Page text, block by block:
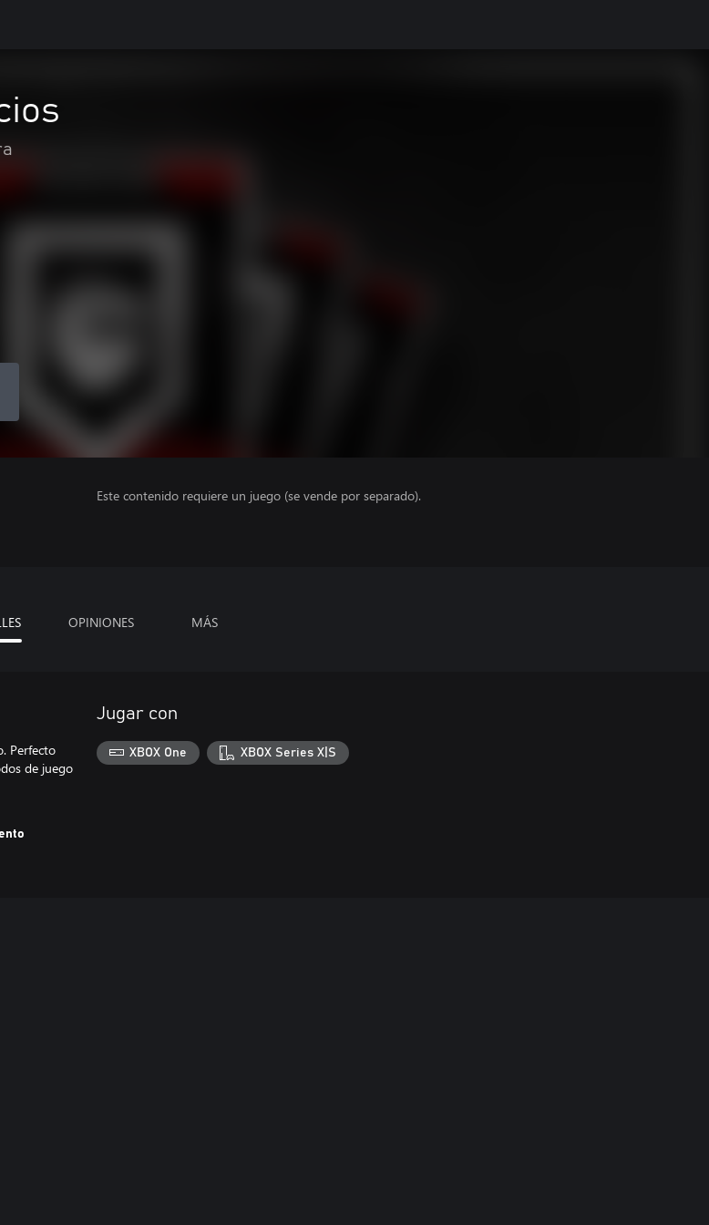
Este contenido requiere un juego (se vende por separado).
OPINIONES MÁS
Perfecto
de juego
Jugar con
XBOX One XBOX Series X|S